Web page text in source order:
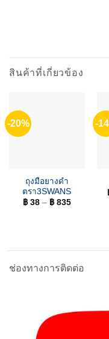
สินค้าที่เกี่ยวข้อง
-20%
ถุงมือยางดำ
ตรา3SWANS
฿38– ฿835
-
ช่องทางการติดต่อ